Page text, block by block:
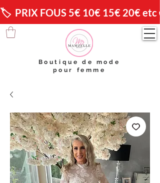
🏷️  PRIX FOUS 5€ 10€ 15€ 20€ etc
Boutique de mode
pour femme